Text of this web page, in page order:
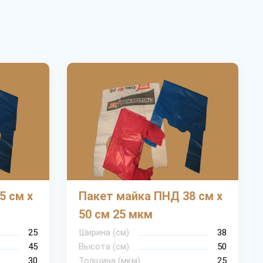
см х
25
45
30
Пакет майка ПНД 38 см х
50 см 25 мкм
Ширина (cм)
38
Высота (см)
50
Толщина (мкм)
25